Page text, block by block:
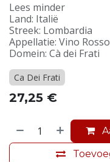
Lees minder
Land: Italië
Streek: Lombardia
Appellatie: Vino
Domein: Cà dei Frati
Ca Dei Frati
27,25 €